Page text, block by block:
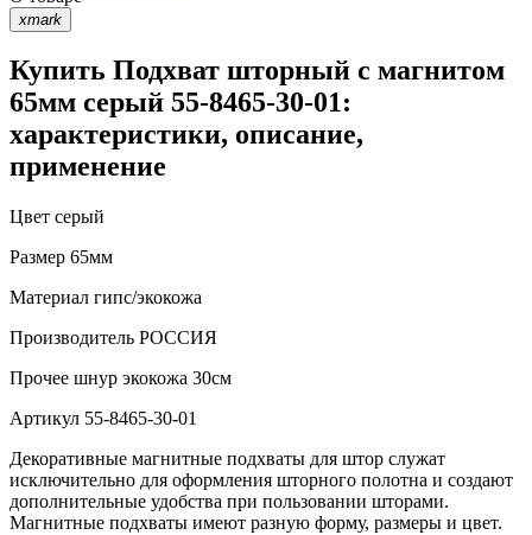
xmark
Купить Подхват шторный с магнитом
65мм серый 55-8465-30-01:
характеристики, описание,
применение
Цвет серый
Размер 65мм
Материал гипс/экокожа
Производитель РОССИЯ
Прочее шнур экокожа 30см
Артикул 55-8465-30-01
Декоративные магнитные подхваты для штор служат
исключительно для оформления шторного полотна и создают
дополнительные удобства при пользовании шторами.
Магнитные подхваты имеют разную форму, размеры и цвет.